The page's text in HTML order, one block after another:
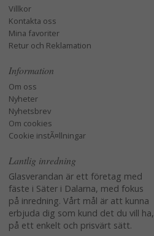
Villkor
Kontakta oss
Mina favoriter
Retur och Reklamation
Information
Om oss
Nyheter
Nyhetsbrev
Om cookies
Cookie instÃ¤llningar
Lantlig inredning
Glasverandan är ett företag med
fäste i Säter i Dalarna, med fokus
på inredning. Vårt mål är att kunna
erbjuda dig som kund det du vill ha,
på ett enkelt och prisvärt sätt.